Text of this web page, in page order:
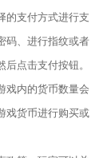
的支付方式进行支
码、进行指纹或者
点击支付按钮。
戏内的货币数量会
戏货币进行购买或